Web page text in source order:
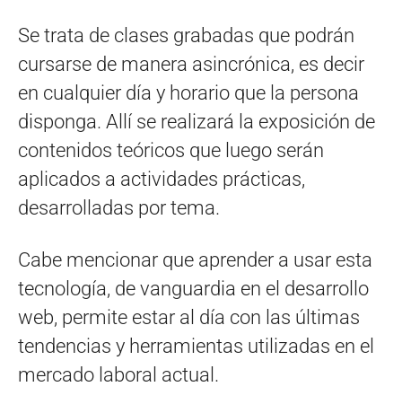
Se trata de clases grabadas que podrán
cursarse de manera asincrónica, es decir
en cualquier día y horario que la persona
disponga. Allí se realizará la exposición de
contenidos teóricos que luego serán
aplicados a actividades prácticas,
desarrolladas por tema.
Cabe mencionar que aprender a usar esta
tecnología, de vanguardia en el desarrollo
web, permite estar al día con las últimas
tendencias y herramientas utilizadas en el
mercado laboral actual.